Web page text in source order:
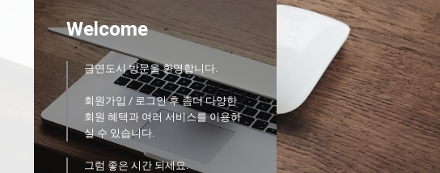
Welcome
금연도시 방문을 환영합니다.
회원가입 / 로그인 후 좀더 다양한
회원 혜택과 여러 서비스를 이용하
실 수 있습니다.
그럼 좋은 시간 되세요.